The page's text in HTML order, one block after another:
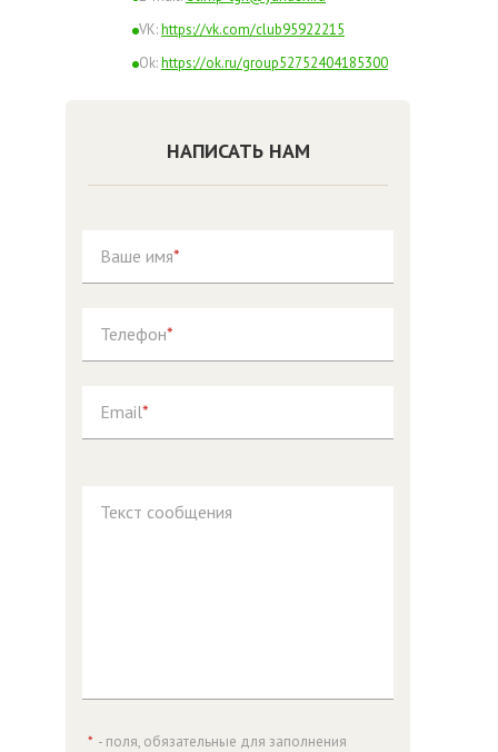
VK:https://vk.com/club95922215
Ok:https://ok.ru/group52752404185300
НАПИСАТЬ НАМ
Ваше имя*
Телефон*
Email*
Текст сообщения
* - поля, обязательные для заполнения